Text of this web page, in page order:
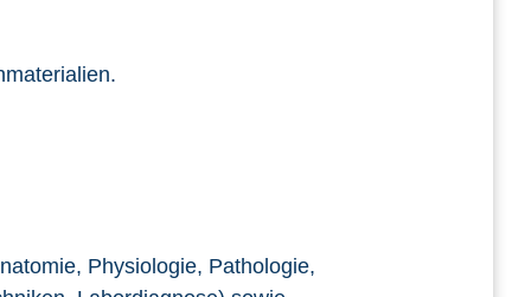
Physiologie, Pathologie,